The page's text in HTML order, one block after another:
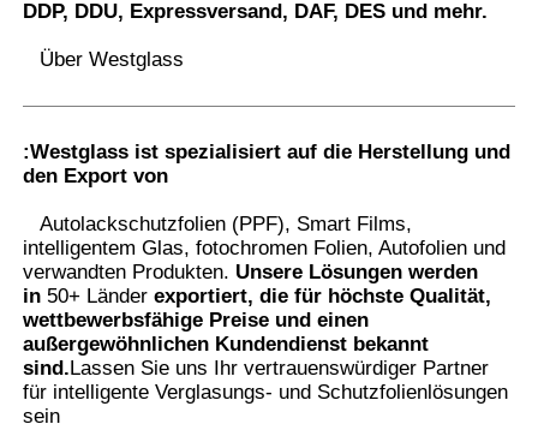
DDP, DDU, Expressversand, DAF, DES und mehr.
Über Westglass
:Westglass ist spezialisiert auf die Herstellung und
den Export von
Autolackschutzfolien (PPF), Smart Films,
intelligentem Glas, fotochromen Folien, Autofolien und
verwandten Produkten. Unsere Lösungen werden
in 50+ Länder exportiert, die für höchste Qualität,
wettbewerbsfähige Preise und einen
außergewöhnlichen Kundendienst bekannt
sind. Lassen Sie uns Ihr vertrauenswürdiger Partner
für intelligente Verglasungs- und Schutzfolienlösungen
sein